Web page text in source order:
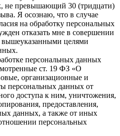
не превышающий 30 (тридцати)
Я осознаю, что в случае
на обработку персональных
отказать мне в совершении
вышеуказанными целями
персональных данных
ст. 19 ФЗ «О
организационные и
персональных данных от
доступа к ним, уничтожения,
предоставления,
данных, а также от иных
персональных